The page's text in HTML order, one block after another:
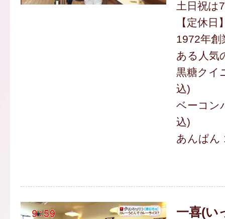
土日祝は
【定休日
1972年
ある人気
黒糖クイ
込)
ベーコン
込)
あんぱん
一喜(い